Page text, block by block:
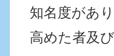
知名度があ
高めた者及